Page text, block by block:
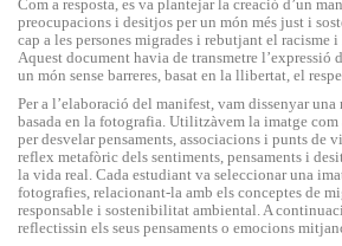
Com a resposta, es va plantejar la creació d’un
preocupacions i desitjos per un món més just i
cap a les persones migrades i rebutjant el racisme
Aquest document havia de transmetre l’expressió
un món sense barreres, basat en la llibertat, el
Per a l’elaboració del manifest, vam dissenyar
basada en la fotografia. Utilitzàvem la imatge com
per desvelar pensaments, associacions i punts de
reflex metafòric dels sentiments, pensaments i
la vida real. Cada estudiant va seleccionar una
fotografies, relacionant-la amb els conceptes de
responsable i sostenibilitat ambiental. A
reflectissin els seus pensaments o emocions